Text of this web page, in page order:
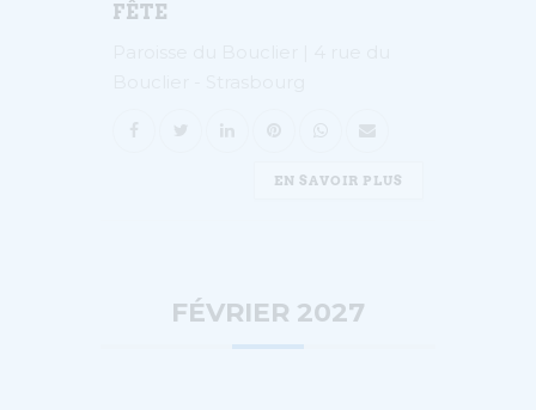
FÊTE
EN SAVOIR PLUS
FÉVRIER 2027